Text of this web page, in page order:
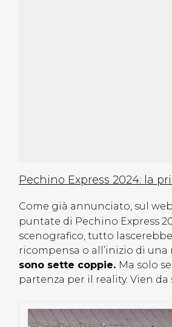
Pechino Express 2024: la
Come già annunciato, sul
puntate di Pechino Express
scenografico, tutto
ricompensa o all’inizio di
sono sette coppie. Ma solo
partenza per il reality. Vien